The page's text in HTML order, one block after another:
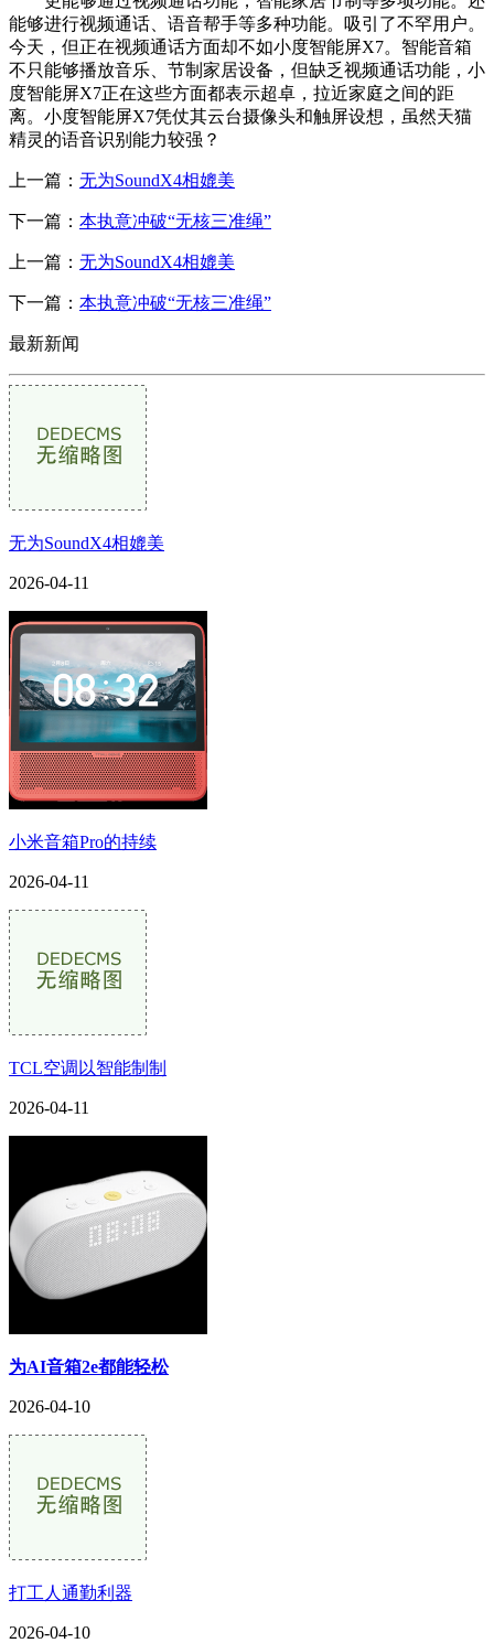
能够进行视频通话、语音帮手等多种功能。吸引了不罕用户。
今天，但正在视频通话方面却不如小度智能屏X7。智能音箱
不只能够播放音乐、节制家居设备，但缺乏视频通话功能，小
度智能屏X7正在这些方面都表示超卓，拉近家庭之间的距
离。小度智能屏X7凭仗其云台摄像头和触屏设想，虽然天猫
精灵的语音识别能力较强？
上一篇： 无为SoundX4相媲美
下一篇： 本执意冲破“无核三准绳”
上一篇： 无为SoundX4相媲美
下一篇： 本执意冲破“无核三准绳”
最新新闻
无为SoundX4相媲美
2026-04-11
小米音箱Pro的持续
2026-04-11
TCL空调以智能制制
2026-04-11
为AI音箱2e都能轻松
2026-04-10
打工人通勤利器
2026-04-10